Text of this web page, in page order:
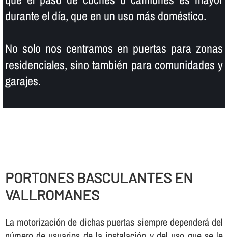
durante el dí­a, que en un uso más doméstico.
No solo nos centramos en puertas para zonas
residenciales, sino también para comunidades y
garajes.
PORTONES BASCULANTES EN
VALLROMANES
La motorización de dichas puertas siempre dependerá del